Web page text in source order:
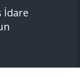
İdare